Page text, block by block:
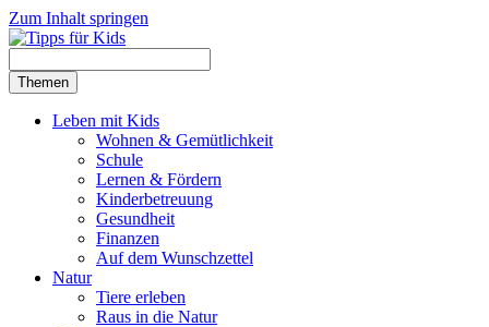
Zum Inhalt springen
Themen
Leben mit Kids
Wohnen & Gemütlichkeit
Schule
Lernen & Fördern
Kinderbetreuung
Gesundheit
Finanzen
Auf dem Wunschzettel
Natur
Tiere erleben
Raus in die Natur